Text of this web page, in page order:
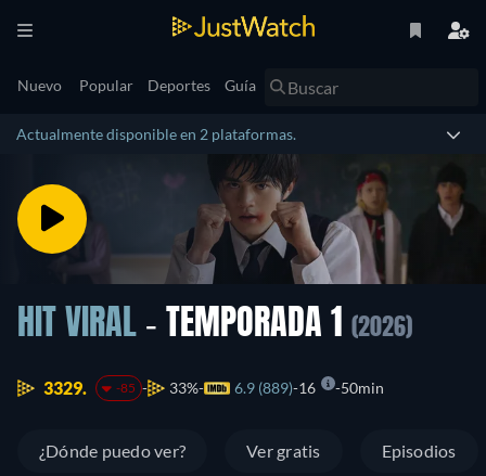
Nuevo Popular Deportes Guía
Actualmente disponible en 2 plataformas.
HIT VIRAL - TEMPORADA 1 (2026)
3329. -85 33% 6.9 (889) 16 50min
¿Dónde puedo ver? Ver gratis Episodios